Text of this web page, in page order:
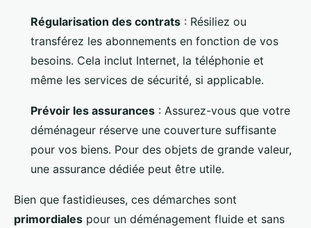
Régularisation des contrats : Résiliez ou
transférez les abonnements en fonction de vos
besoins. Cela inclut Internet, la téléphonie et
même les services de sécurité, si applicable.
Prévoir les assurances : Assurez-vous que votre
déménageur réserve une couverture suffisante
pour vos biens. Pour des objets de grande valeur,
une assurance dédiée peut être utile.
Bien que fastidieuses, ces démarches sont
primordiales pour un déménagement fluide et sans